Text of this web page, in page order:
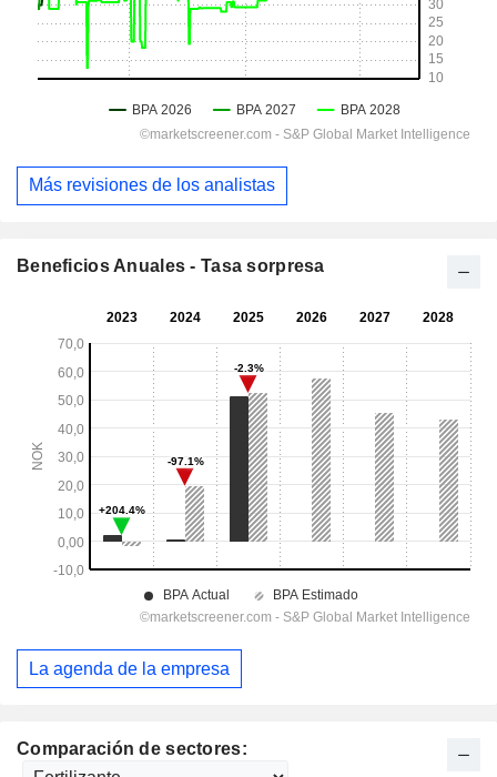
Comparación de sectores:
Más revisiones de los analistas
Beneficios Anuales - Tasa sorpresa
La agenda de la empresa